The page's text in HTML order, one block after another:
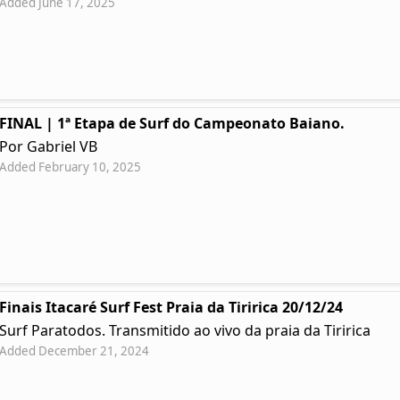
| 1ª Etapa de Surf do Campeonato Baiano.
Gabriel VB
February 10, 2025
Itacaré Surf Fest Praia da Tiririca 20/12/24
Paratodos. Transmitido ao vivo da praia da Tiririca
December 21, 2024